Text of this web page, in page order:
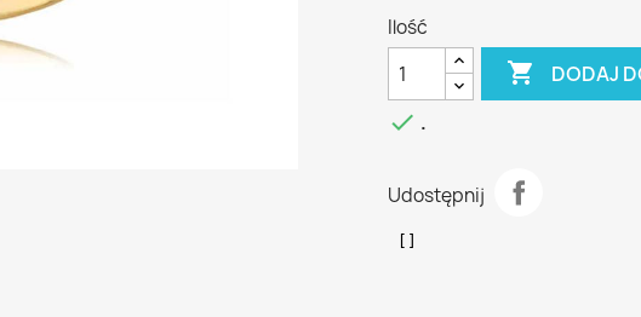
Ilość
 DODAJ
 .
Udostępnij